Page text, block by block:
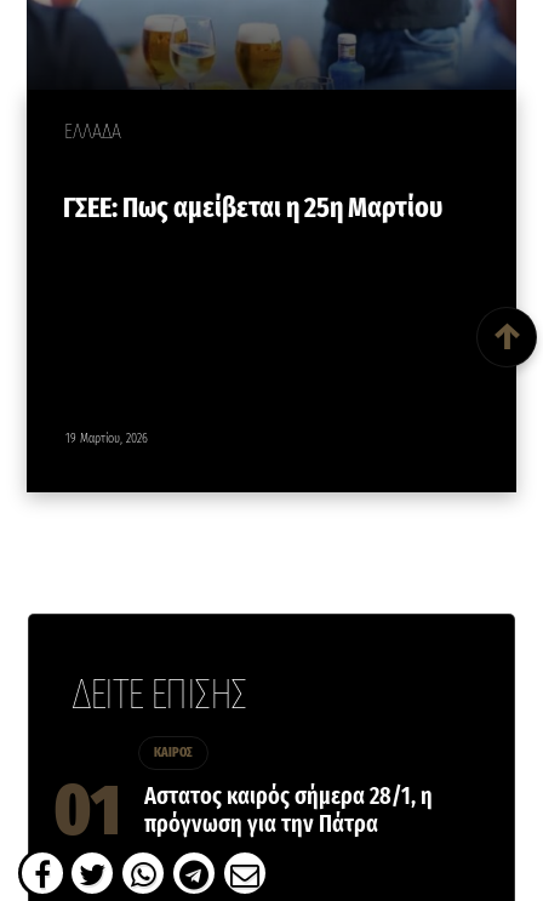
ΕΛΛΑΔΑ
ΓΣΕΕ: Πως αμείβεται η 25η Μαρτίου
19 Μαρτίου, 2026
ΔΕΙΤΕ ΕΠΙΣΗΣ
ΚΑΙΡΟΣ
Αστατος καιρός σήμερα 28/1, η
πρόγνωση για την Πάτρα
↑